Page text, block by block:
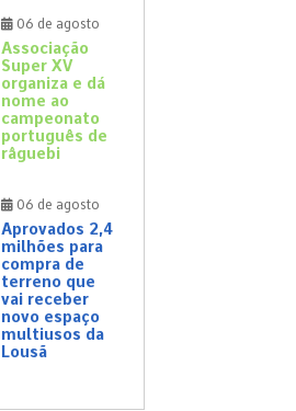
06 de agosto
Associação
Super XV
organiza e dá
nome ao
campeonato
português de
râguebi
06 de agosto
Aprovados 2,4
milhões para
compra de
terreno que
vai receber
novo espaço
multiusos da
Lousã